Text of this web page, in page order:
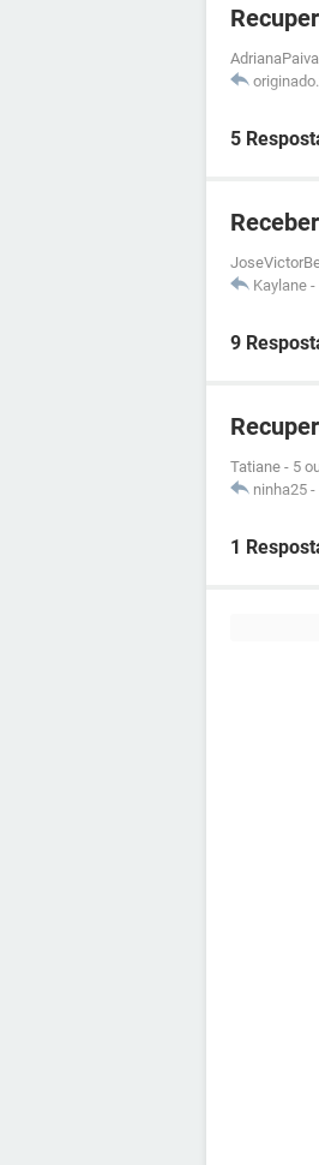
AdrianaPaiva
5
Kaylane -
9
Tatiane - 5
ninha25 -
1